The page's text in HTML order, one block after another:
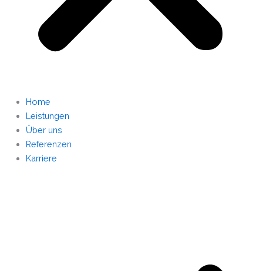
Home
Leistungen
Über uns
Referenzen
Karriere